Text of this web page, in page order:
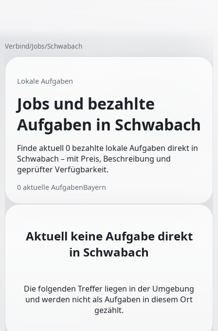
Verbind/Jobs/Schwabach
Lokale Aufgaben
Jobs und bezahlte
Aufgaben in Schwabach
Finde aktuell 0 bezahlte lokale Aufgaben direkt in
Schwabach – mit Preis, Beschreibung und
geprüfter Verfügbarkeit.
0 aktuelle AufgabenBayern
Aktuell keine Aufgabe direkt
in Schwabach
Die folgenden Treffer liegen in der Umgebung
und werden nicht als Aufgaben in diesem Ort
gezählt.